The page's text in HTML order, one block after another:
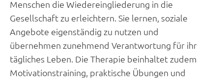
Menschen die Wiedereingliederung in die
Gesellschaft zu erleichtern. Sie lernen, soziale
Angebote eigenständig zu nutzen und
übernehmen zunehmend Verantwortung für ihr
tägliches Leben. Die Therapie beinhaltet zudem
Motivationstraining, praktische Übungen und